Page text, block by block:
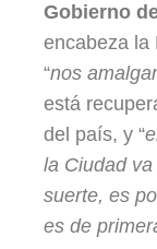
Gobierno
encabeza la
“nos
está
del país, y “
la Ciudad
suerte, es
es de